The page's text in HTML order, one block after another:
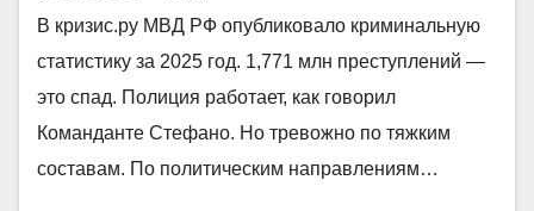
В кризис.ру МВД РФ опубликовало криминальную
статистику за 2025 год. 1,771 млн преступлений —
это спад. Полиция работает, как говорил
Команданте Стефано. Но тревожно по тяжким
составам. По политическим направлениям…